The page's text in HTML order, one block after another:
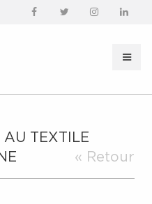
AU TEXTILE
« Retour